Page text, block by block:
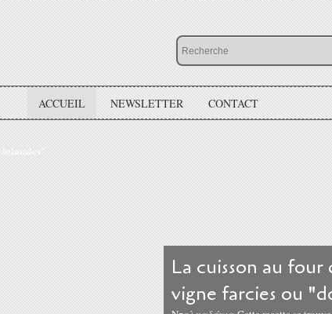
ACCUEIL NEWSLETTER CONTACT
La cuisson au
vigne farcies ou